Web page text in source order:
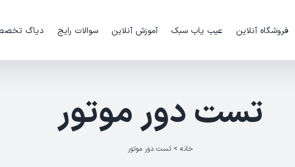
فروشگاه آنلاین عیب یاب سبک آموزش آنلاین سوالات رایج دیاگ
تست دور موتور
خانه >تست دور موتور